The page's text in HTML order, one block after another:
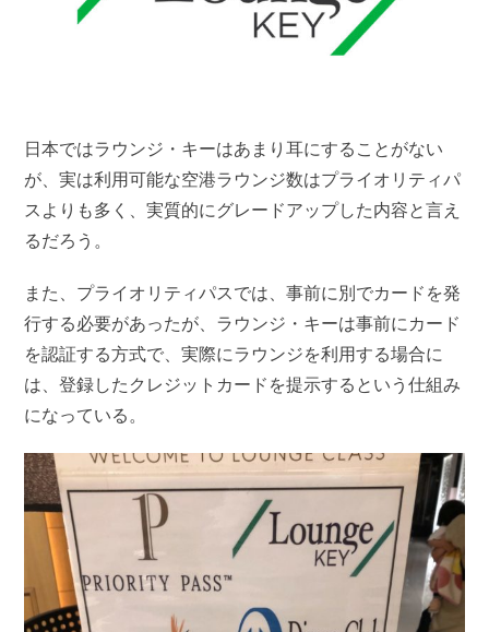
日本ではラウンジ・キーはあまり耳にすることがない
が、実は利用可能な空港ラウンジ数はプライオリティパ
スよりも多く、実質的にグレードアップした内容と言え
るだろう。
また、プライオリティパスでは、事前に別でカードを発
行する必要があったが、ラウンジ・キーは事前にカード
を認証する方式で、実際にラウンジを利用する場合に
は、登録したクレジットカードを提示するという仕組み
になっている。